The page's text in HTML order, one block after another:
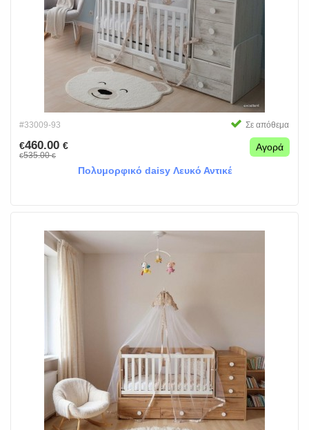
#33009-93 Σε απόθεμα
€460.00 €
€535.00€
Αγορά
Πολυμορφικό daisy Λευκό Αντικέ